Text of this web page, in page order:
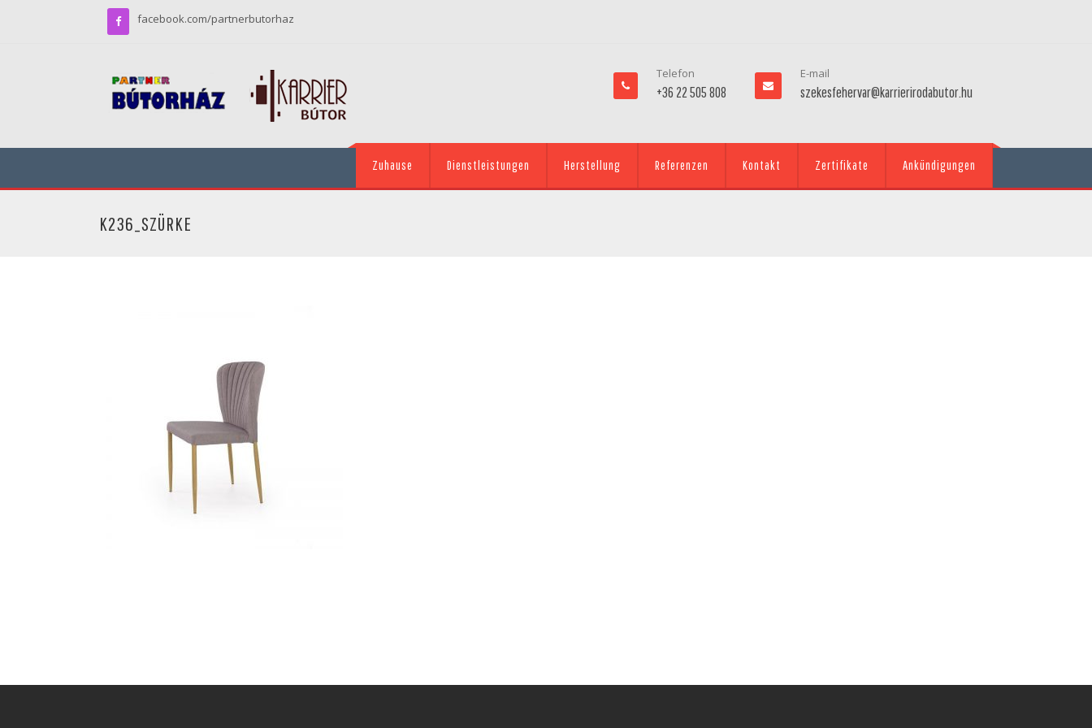
facebook.com/partnerbutorhaz
Telefon
+36 22 505 808
E-mail
szekesfehervar@karrierirodabutor.hu
Zuhause Dienstleistungen Herstellung Referenzen Kontakt Zertifikate Ankündigungen
K236_SZÜRKE